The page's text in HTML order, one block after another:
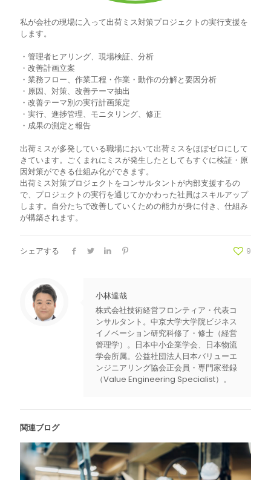
私が会社の現場に入って出荷ミス対策プロジェクトの実行支援を
します。
・管理者ヒアリング、現場検証、分析
・改善計画立案
・業務フロー、作業工程・作業・動作の分解と要因分析
・原因、対策、改善テーマ抽出
・改善テーマ別の実行計画策定
・実行、進捗管理、モニタリング、修正
・成果の測定と報告
出荷ミスが多発している職場において出荷ミスをほぼゼロにして
きています。ごくまれにミスが発生したとしてもすぐに検証・原
因対策ができる仕組み化ができます。
出荷ミス対策プロジェクトをコンサルタントが内部支援するの
で、プロジェクトの実行を通じてかかわった社員はスキルアップ
します。自分たちで改善していくための能力が身に付き、仕組み
が構築されます。
シェアする 9
小林達哉
株式会社技術経営フロンティア・代表コ
ンサルタント。中京大学大学院ビジネス
イノベーション研究科修了・修士（経営
管理学）。日本中小企業学会、日本物流
学会所属。公益社団法人日本バリューエ
ンジニアリング協会正会員・専門家登録
（Value Engineering Specialist）。
関連ブログ